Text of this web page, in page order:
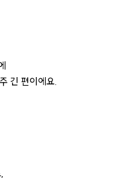
긴 편이에요.